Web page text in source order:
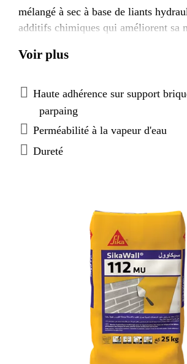
mélangé à sec à base de liants
additifs chimiques qui améliorent sa
III W0.
Voir plus
Haute adhérence sur support
parpaing
Perméabilité à la vapeur d'eau
Dureté